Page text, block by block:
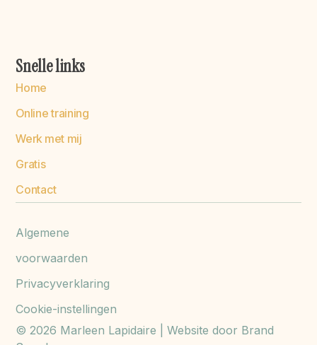
Snelle links
Home
Online training
Werk met mij
Gratis
Contact
© 2026 Marleen Lapidaire | Website door Brand
Algemene
voorwaarden
Privacyverklaring
Cookie-instellingen